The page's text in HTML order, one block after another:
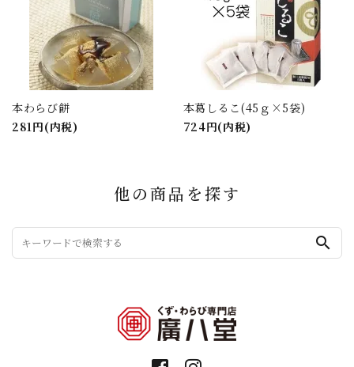
本わらび餅
281円(内税)
本葛しるこ(45ｇ×5袋)
724円(内税)
他の商品を探す
search